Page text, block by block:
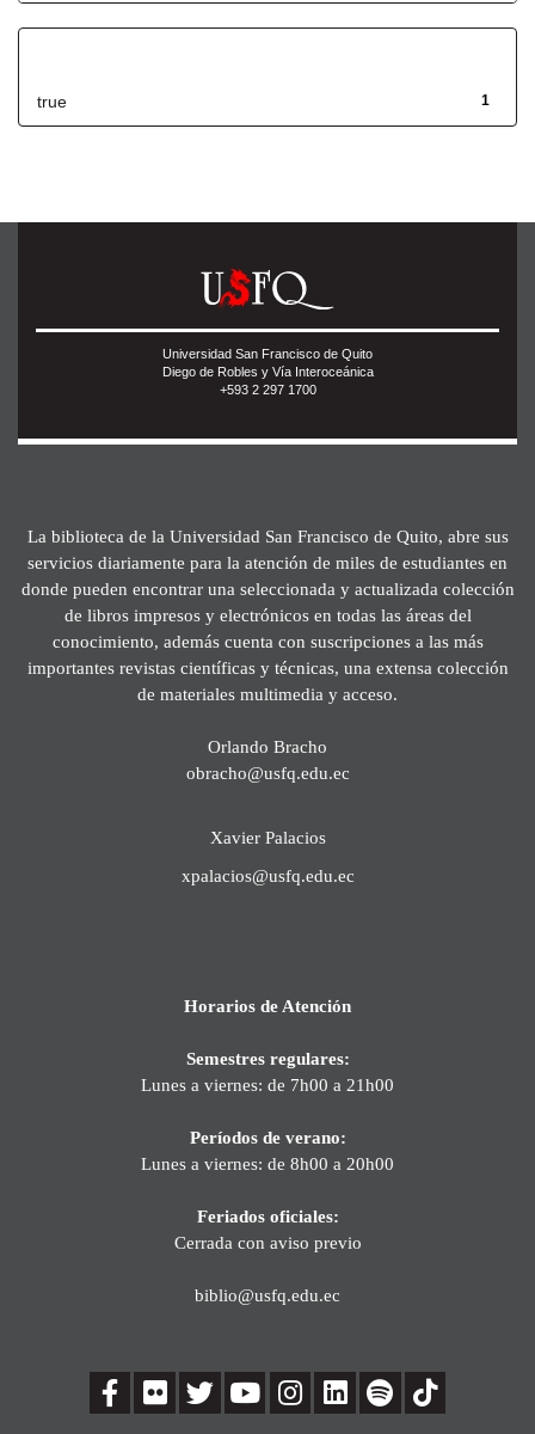
1
true
Universidad San Francisco de Quito
Diego de Robles y Vía Interoceánica
+593 2 297 1700
La biblioteca de la Universidad San Francisco de Quito, abre sus
servicios diariamente para la atención de miles de estudiantes en
donde pueden encontrar una seleccionada y actualizada colección
de libros impresos y electrónicos en todas las áreas del
conocimiento, además cuenta con suscripciones a las más
importantes revistas científicas y técnicas, una extensa colección
de materiales multimedia y acceso.
Orlando Bracho
obracho@usfq.edu.ec
Xavier Palacios
xpalacios@usfq.edu.ec
Horarios de Atención
Semestres regulares:
Lunes a viernes: de 7h00 a 21h00
Períodos de verano:
Lunes a viernes: de 8h00 a 20h00
Feriados oficiales:
Cerrada con aviso previo
biblio@usfq.edu.ec